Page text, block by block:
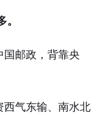
国邮政，背靠央
西气东输、南水北